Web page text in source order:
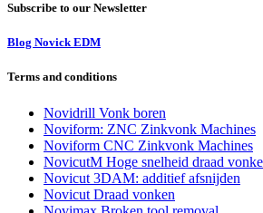
Subscribe to our Newsletter
Blog Novick EDM
Terms and conditions
Novidrill Vonk boren
Noviform: ZNC Zinkvonk Machines
Noviform CNC Zinkvonk Machines
NovicutM Hoge snelheid draad
Novicut 3DAM: additief afsnijden
Novicut Draad vonken